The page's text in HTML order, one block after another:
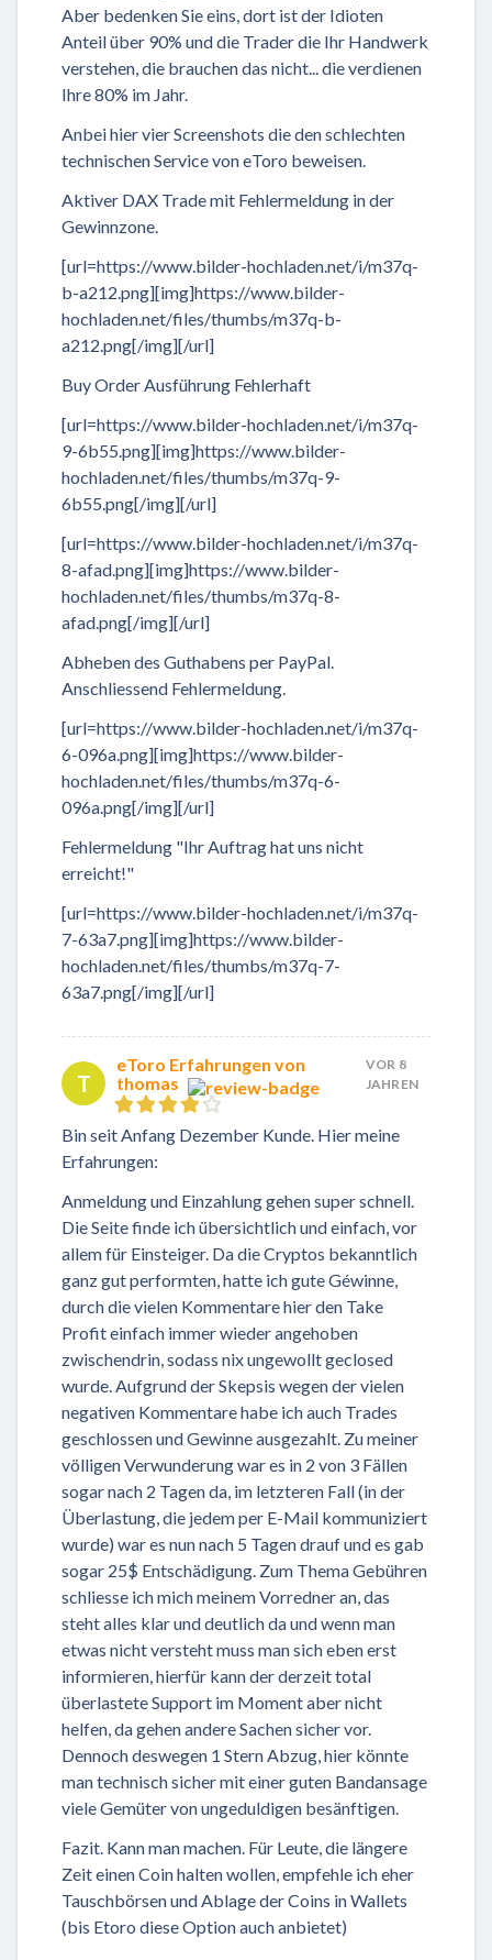
Aber bedenken Sie eins, dort ist der Idioten
Anteil über 90% und die Trader die Ihr Handwerk
verstehen, die brauchen das nicht... die verdienen
Ihre 80% im Jahr.
Anbei hier vier Screenshots die den schlechten
technischen Service von eToro beweisen.
Aktiver DAX Trade mit Fehlermeldung in der
Gewinnzone.
[url=https://www.bilder-hochladen.net/i/m37q-
b-a212.png][img]https://www.bilder-
hochladen.net/files/thumbs/m37q-b-
a212.png[/img][/url]
Buy Order Ausführung Fehlerhaft
[url=https://www.bilder-hochladen.net/i/m37q-
9-6b55.png][img]https://www.bilder-
hochladen.net/files/thumbs/m37q-9-
6b55.png[/img][/url]
[url=https://www.bilder-hochladen.net/i/m37q-
8-afad.png][img]https://www.bilder-
hochladen.net/files/thumbs/m37q-8-
afad.png[/img][/url]
Abheben des Guthabens per PayPal.
Anschliessend Fehlermeldung.
[url=https://www.bilder-hochladen.net/i/m37q-
6-096a.png][img]https://www.bilder-
hochladen.net/files/thumbs/m37q-6-
096a.png[/img][/url]
Fehlermeldung "Ihr Auftrag hat uns nicht
erreicht!"
[url=https://www.bilder-hochladen.net/i/m37q-
7-63a7.png][img]https://www.bilder-
hochladen.net/files/thumbs/m37q-7-
63a7.png[/img][/url]
T
eToro Erfahrungen von
thomas
VOR 8
JAHREN
Bin seit Anfang Dezember Kunde. Hier meine
Erfahrungen:
Anmeldung und Einzahlung gehen super schnell.
Die Seite finde ich übersichtlich und einfach, vor
allem für Einsteiger. Da die Cryptos bekanntlich
ganz gut performten, hatte ich gute Géwinne,
durch die vielen Kommentare hier den Take
Profit einfach immer wieder angehoben
zwischendrin, sodass nix ungewollt geclosed
wurde. Aufgrund der Skepsis wegen der vielen
negativen Kommentare habe ich auch Trades
geschlossen und Gewinne ausgezahlt. Zu meiner
völligen Verwunderung war es in 2 von 3 Fällen
sogar nach 2 Tagen da, im letzteren Fall (in der
Überlastung, die jedem per E-Mail kommuniziert
wurde) war es nun nach 5 Tagen drauf und es gab
sogar 25$ Entschädigung. Zum Thema Gebühren
schliesse ich mich meinem Vorredner an, das
steht alles klar und deutlich da und wenn man
etwas nicht versteht muss man sich eben erst
informieren, hierfür kann der derzeit total
überlastete Support im Moment aber nicht
helfen, da gehen andere Sachen sicher vor.
Dennoch deswegen 1 Stern Abzug, hier könnte
man technisch sicher mit einer guten Bandansage
viele Gemüter von ungeduldigen besänftigen.
Fazit. Kann man machen. Für Leute, die längere
Zeit einen Coin halten wollen, empfehle ich eher
Tauschbörsen und Ablage der Coins in Wallets
(bis Etoro diese Option auch anbietet)